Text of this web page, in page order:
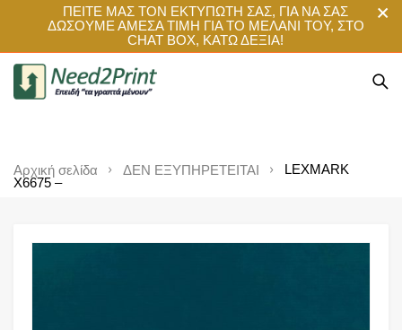
ΠΕΙΤΕ ΜΑΣ ΤΟΝ ΕΚΤΥΠΩΤΗ ΣΑΣ, ΓΙΑ ΝΑ ΣΑΣ
ΔΩΣΟΥΜΕ ΑΜΕΣΑ ΤΙΜΗ ΓΙΑ ΤΟ ΜΕΛΑΝΙ ΤΟΥ, ΣΤΟ
CHAT BOX, ΚΑΤΩ ΔΕΞΙΑ!
Αρχική σελίδα ΔΕΝ ΕΞΥΠΗΡΕΤΕΙΤΑΙ
LEXMARK
X6675 –